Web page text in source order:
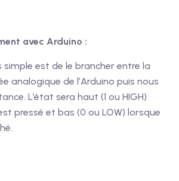
avec Arduino :
est de le brancher entre la
analogique de l’Arduino puis nous
L’état sera haut (1 ou HIGH)
pressé et bas (0 ou LOW) lorsque